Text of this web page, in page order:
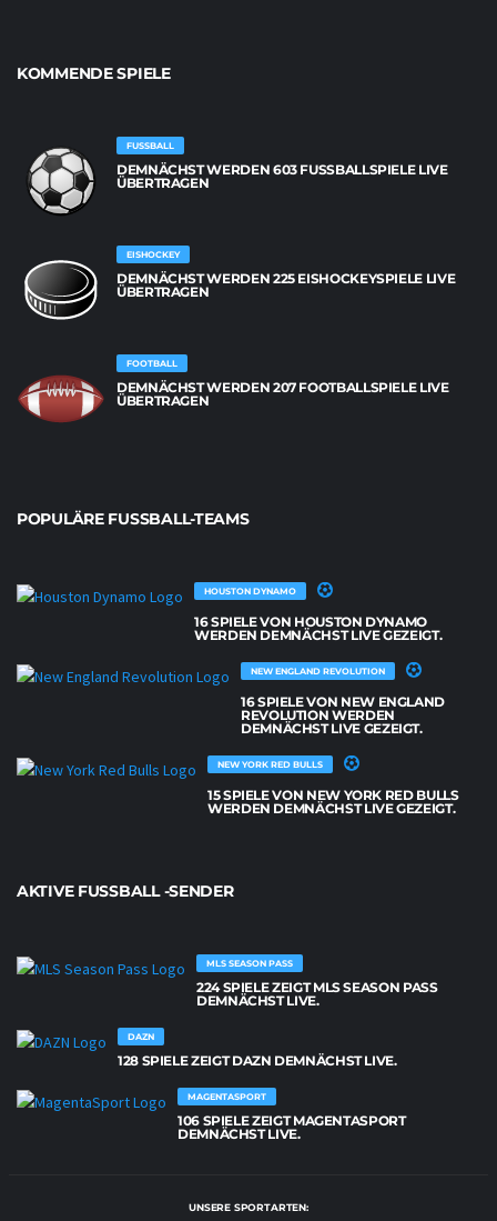
KOMMENDE SPIELE
FUSSBALL
DEMNÄCHST WERDEN 603 FUSSBALLSPIELE LIVE Ü
BERTRAGEN
EISHOCKEY
DEMNÄCHST WERDEN 225 EISHOCKEYSPIELE LIVE
ÜBERTRAGEN
FOOTBALL
DEMNÄCHST WERDEN 207 FOOTBALLSPIELE LIVE
ÜBERTRAGEN
POPULÄRE FUSSBALL-TEAMS
HOUSTON DYNAMO
16 SPIELE VON HOUSTON DYNAMO
WERDEN DEMNÄCHST LIVE GEZEIGT.
NEW ENGLAND REVOLUTION
16 SPIELE VON NEW ENGLAND
REVOLUTION WERDEN
DEMNÄCHST LIVE GEZEIGT.
NEW YORK RED BULLS
15 SPIELE VON NEW YORK RED BULLS
WERDEN DEMNÄCHST LIVE GEZEIGT.
AKTIVE FUSSBALL -SENDER
MLS SEASON PASS
224 SPIELE ZEIGT MLS SEASON PASS
DEMNÄCHST LIVE.
DAZN
128 SPIELE ZEIGT DAZN DEMNÄCHST LIVE.
MAGENTASPORT
106 SPIELE ZEIGT MAGENTASPORT
DEMNÄCHST LIVE.
UNSERE SPORTARTEN: